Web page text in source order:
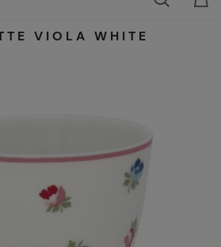
VIOLA WHITE